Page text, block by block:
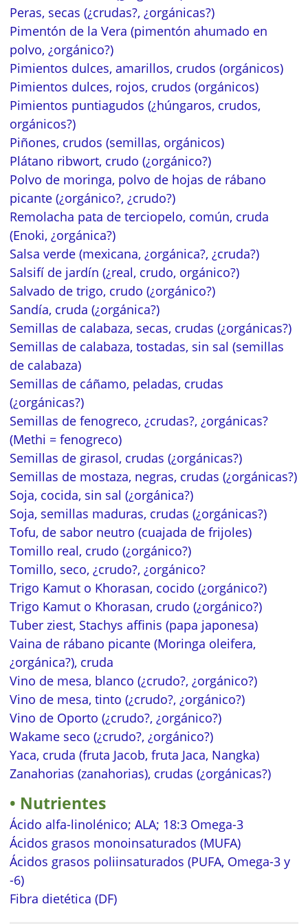
Peras, secas (¿crudas?, ¿orgánicas?)
Pimentón de la Vera (pimentón ahumado en
polvo, ¿orgánico?)
Pimientos dulces, amarillos, crudos (orgánicos)
Pimientos dulces, rojos, crudos (orgánicos)
Pimientos puntiagudos (¿húngaros, crudos,
orgánicos?)
Piñones, crudos (semillas, orgánicos)
Plátano ribwort, crudo (¿orgánico?)
Polvo de moringa, polvo de hojas de rábano
picante (¿orgánico?, ¿crudo?)
Remolacha pata de terciopelo, común, cruda
(Enoki, ¿orgánica?)
Salsa verde (mexicana, ¿orgánica?, ¿cruda?)
Salsifí de jardín (¿real, crudo, orgánico?)
Salvado de trigo, crudo (¿orgánico?)
Sandía, cruda (¿orgánica?)
Semillas de calabaza, secas, crudas (¿orgánicas?)
Semillas de calabaza, tostadas, sin sal (semillas
de calabaza)
Semillas de cáñamo, peladas, crudas
(¿orgánicas?)
Semillas de fenogreco, ¿crudas?, ¿orgánicas?
(Methi = fenogreco)
Semillas de girasol, crudas (¿orgánicas?)
Semillas de mostaza, negras, crudas (¿orgánicas?)
Soja, cocida, sin sal (¿orgánica?)
Soja, semillas maduras, crudas (¿orgánicas?)
Tofu, de sabor neutro (cuajada de frijoles)
Tomillo real, crudo (¿orgánico?)
Tomillo, seco, ¿crudo?, ¿orgánico?
Trigo Kamut o Khorasan, cocido (¿orgánico?)
Trigo Kamut o Khorasan, crudo (¿orgánico?)
Tuber ziest, Stachys affinis (papa japonesa)
Vaina de rábano picante (Moringa oleifera,
¿orgánica?), cruda
Vino de mesa, blanco (¿crudo?, ¿orgánico?)
Vino de mesa, tinto (¿crudo?, ¿orgánico?)
Vino de Oporto (¿crudo?, ¿orgánico?)
Wakame seco (¿crudo?, ¿orgánico?)
Yaca, cruda (fruta Jacob, fruta Jaca, Nangka)
Zanahorias (zanahorias), crudas (¿orgánicas?)
Nutrientes
Ácido alfa-linolénico; ALA; 18:3 Omega-3
Ácidos grasos monoinsaturados (MUFA)
Ácidos grasos poliinsaturados (PUFA, Omega-3 y
-6)
Fibra dietética (DF)